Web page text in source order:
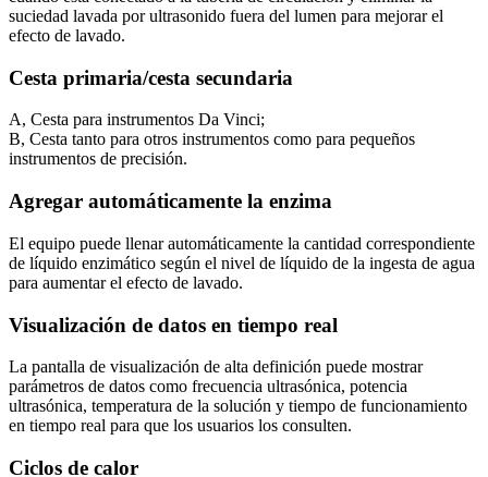
suciedad lavada por ultrasonido fuera del lumen para mejorar el
efecto de lavado.
Cesta primaria/cesta secundaria
A, Cesta para instrumentos Da Vinci;
B, Cesta tanto para otros instrumentos como para pequeños
instrumentos de precisión.
Agregar automáticamente la enzima
El equipo puede llenar automáticamente la cantidad correspondiente
de líquido enzimático según el nivel de líquido de la ingesta de agua
para aumentar el efecto de lavado.
Visualización de datos en tiempo real
La pantalla de visualización de alta definición puede mostrar
parámetros de datos como frecuencia ultrasónica, potencia
ultrasónica, temperatura de la solución y tiempo de funcionamiento
en tiempo real para que los usuarios los consulten.
Ciclos de calor